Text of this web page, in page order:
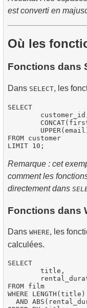
est converti en
Où les
Fonctions dans
Dans SELECT, les
SELECT
FROM customer
Remarque : cet
comment les
directement dans
Fonctions dans
Dans WHERE, les
calculées.
SELECT
FROM film
WHERE
AND